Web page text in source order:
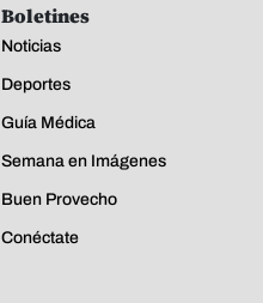
Boletines
Noticias
Deportes
Guía Médica
Semana en Imágenes
Buen Provecho
Conéctate